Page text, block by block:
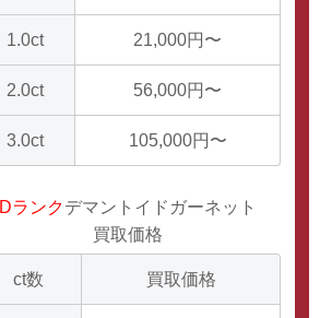
1.0ct 21,000円〜
2.0ct 56,000円〜
3.0ct 105,000円〜
Dランクデマントイドガーネット
買取価格
ct数 買取価格